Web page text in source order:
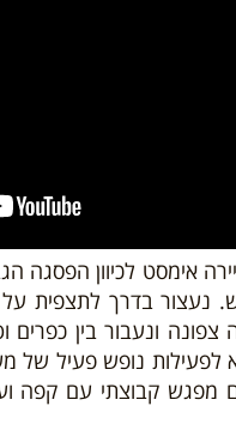
אימסט לכיוון הפסגה
נעצור בדרך לתצפית
ונעבור בין כפרים
לפעילות נופש פעיל של
מפגש קבוצתי עם קפה